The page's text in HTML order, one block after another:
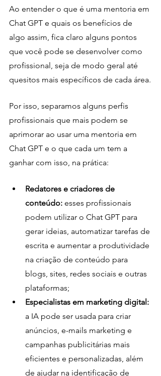
Ao entender o que é uma mentoria em
Chat GPT e quais os benefícios de
algo assim, fica claro alguns pontos
que você pode se desenvolver como
profissional, seja de modo geral até
quesitos mais específicos de cada área.
Por isso, separamos alguns perfis
profissionais que mais podem se
aprimorar ao usar uma mentoria em
Chat GPT e o que cada um tem a
ganhar com isso, na prática:
Redatores e criadores de
conteúdo: esses profissionais
podem utilizar o Chat GPT para
gerar ideias, automatizar tarefas de
escrita e aumentar a produtividade
na criação de conteúdo para
blogs, sites, redes sociais e outras
plataformas;
Especialistas em marketing digital:
a IA pode ser usada para criar
anúncios, e-mails marketing e
campanhas publicitárias mais
eficientes e personalizadas, além
de ajudar na identificação de